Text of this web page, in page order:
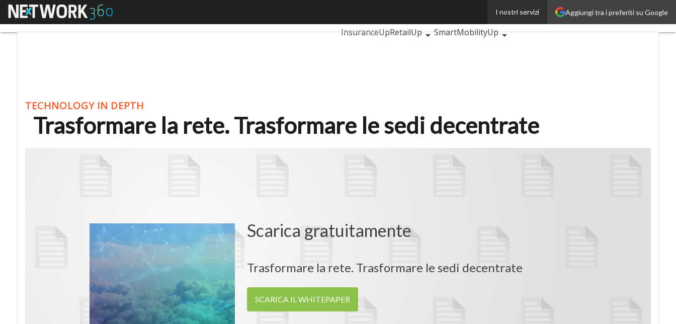
Aggiungi tra i preferiti su Google
I nostri servizi
Menu
BankingUp
InsuranceUpRetailUp
SmartMobilityUp
TECHNOLOGY IN DEPTH
Trasformare la rete. Trasformare le sedi decentrate
Scarica gratuitamente
Trasformare la rete. Trasformare le sedi decentrate
SCARICA IL WHITEPAPER